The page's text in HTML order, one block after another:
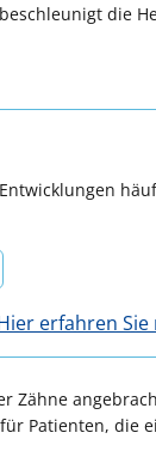
die
erfahren
Zähne
Patienten, die